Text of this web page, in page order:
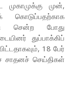
முன்,
சென்ற போது
துப்பாக்கிப்
18 பேர்
சாதனச் செய்திகள்